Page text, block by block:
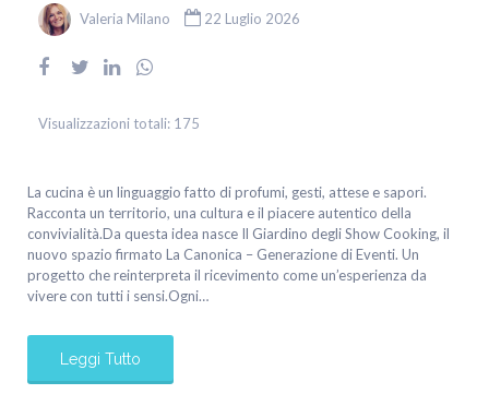
Valeria Milano 22 Luglio 2026
Visualizzazioni totali: 175
La cucina è un linguaggio fatto di profumi, gesti, attese e sapori.
Racconta un territorio, una cultura e il piacere autentico della
convivialità.Da questa idea nasce Il Giardino degli Show Cooking, il
nuovo spazio firmato La Canonica – Generazione di Eventi. Un
progetto che reinterpreta il ricevimento come un’esperienza da
vivere con tutti i sensi.Ogni…
Leggi Tutto